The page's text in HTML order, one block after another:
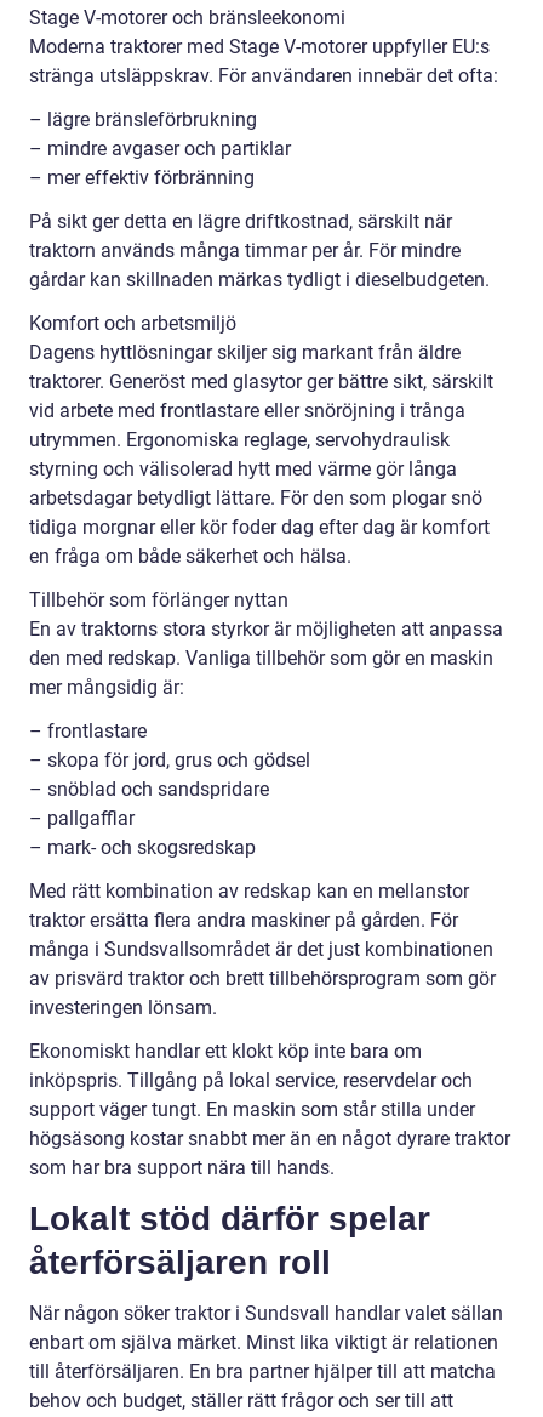
Stage V-motorer och bränsleekonomi
Moderna traktorer med Stage V-motorer uppfyller EU:s
stränga utsläppskrav. För användaren innebär det ofta:
– lägre bränsleförbrukning
– mindre avgaser och partiklar
– mer effektiv förbränning
På sikt ger detta en lägre driftkostnad, särskilt när
traktorn används många timmar per år. För mindre
gårdar kan skillnaden märkas tydligt i dieselbudgeten.
Komfort och arbetsmiljö
Dagens hyttlösningar skiljer sig markant från äldre
traktorer. Generöst med glasytor ger bättre sikt, särskilt
vid arbete med frontlastare eller snöröjning i trånga
utrymmen. Ergonomiska reglage, servohydraulisk
styrning och välisolerad hytt med värme gör långa
arbetsdagar betydligt lättare. För den som plogar snö
tidiga morgnar eller kör foder dag efter dag är komfort
en fråga om både säkerhet och hälsa.
Tillbehör som förlänger nyttan
En av traktorns stora styrkor är möjligheten att anpassa
den med redskap. Vanliga tillbehör som gör en maskin
mer mångsidig är:
– frontlastare
– skopa för jord, grus och gödsel
– snöblad och sandspridare
– pallgafflar
– mark- och skogsredskap
Med rätt kombination av redskap kan en mellanstor
traktor ersätta flera andra maskiner på gården. För
många i Sundsvallsområdet är det just kombinationen
av prisvärd traktor och brett tillbehörsprogram som gör
investeringen lönsam.
Ekonomiskt handlar ett klokt köp inte bara om
inköpspris. Tillgång på lokal service, reservdelar och
support väger tungt. En maskin som står stilla under
högsäsong kostar snabbt mer än en något dyrare traktor
som har bra support nära till hands.
Lokalt stöd därför spelar
återförsäljaren roll
När någon söker traktor i Sundsvall handlar valet sällan
enbart om själva märket. Minst lika viktigt är relationen
till återförsäljaren. En bra partner hjälper till att matcha
behov och budget, ställer rätt frågor och ser till att